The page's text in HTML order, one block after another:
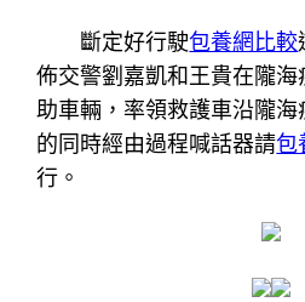
斷定好行駛包養網比較
佈交警劉嘉凱和王貴在隴海
助車輛，率領救護車沿隴
的同時經由過程喊話器請包
行。